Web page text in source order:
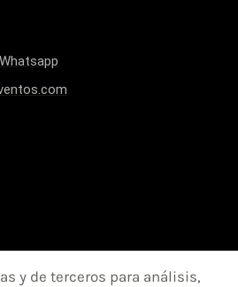
y de terceros para análisis,